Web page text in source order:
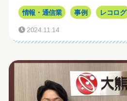
情報・通信業 事例 レコログ
2024.11.14